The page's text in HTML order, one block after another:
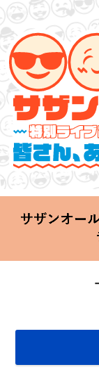
サザンオールスタ
「Keep Smilin’～皆
2020.06.25 Thu